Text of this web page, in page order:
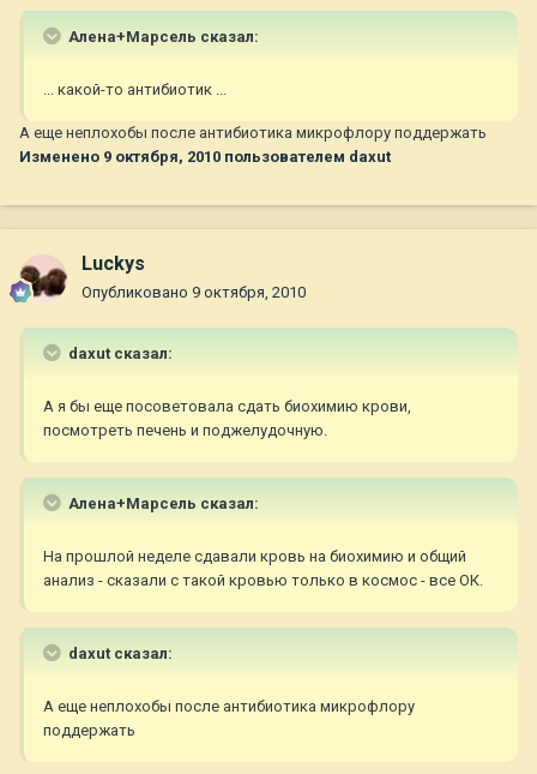
Алена+Марсель сказал:
... какой-то антибиотик ...
А еще неплохобы после антибиотика микрофлору поддержать
Изменено 9 октября, 2010 пользователем daxut
Luckys
Опубликовано 9 октября, 2010
daxut сказал:
А я бы еще посоветовала сдать биохимию крови,
посмотреть печень и поджелудочную.
Алена+Марсель сказал:
На прошлой неделе сдавали кровь на биохимию и общий
анализ - сказали с такой кровью только в космос - все ОК.
daxut сказал:
А еще неплохобы после антибиотика микрофлору
поддержать